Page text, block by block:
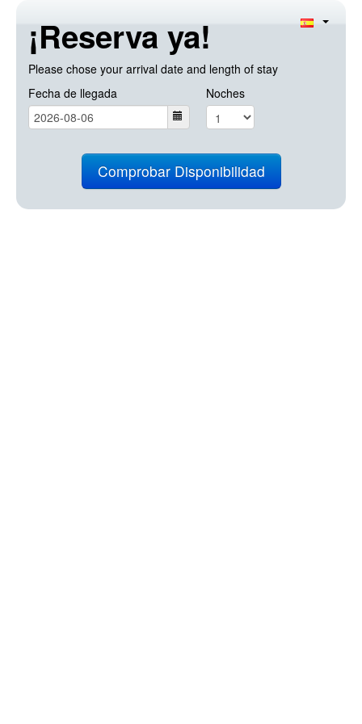
¡Reserva ya!
Please chose your arrival date and length of stay
Fecha de llegada
Noches
Comprobar Disponibilidad